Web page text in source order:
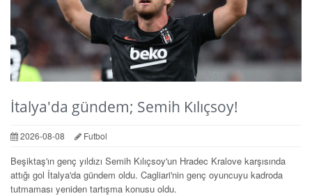
İtalya'da gündem; Semih Kılıçsoy!
2026-08-08 Futbol
Beşiktaş'ın genç yıldızı Semih Kılıçsoy'un Hradec Kralove karşısında
attığı gol İtalya'da gündem oldu. Cagliari'nin genç oyuncuyu kadroda
tutmaması yeniden tartışma konusu oldu.